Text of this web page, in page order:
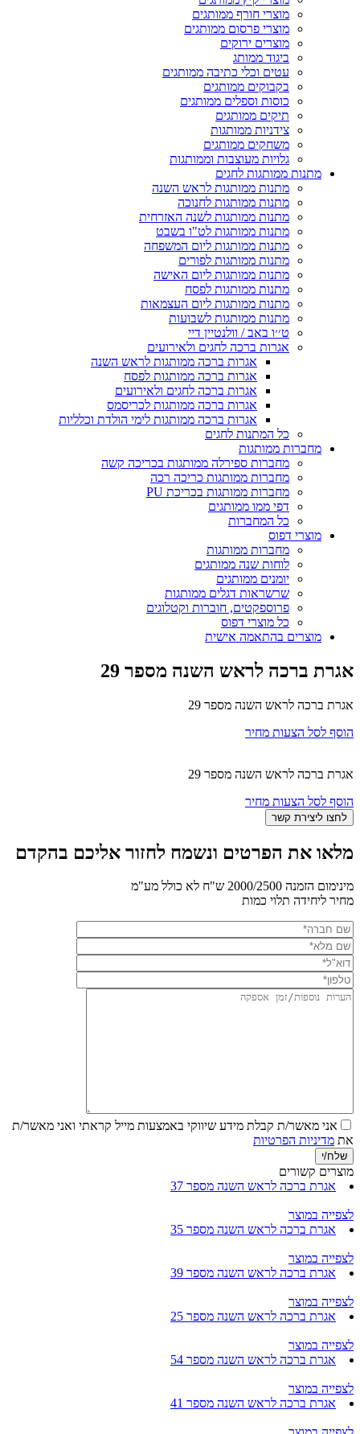
מוצרי חורף ממותגים
מוצרי פרסום ממותגים
מוצרים ירוקים
ביגוד ממותג
עטים וכלי כתיבה ממותגים
בקבוקים ממותגים
כוסות וספלים ממותגים
תיקים ממותגים
צידניות ממותגות
משחקים ממותגים
גלויות מעוצבות וממותגות
מתנות ממותגות לחגים
מתנות ממותגות לראש השנה
מתנות ממותגות לחנוכה
מתנות ממותגות לשנה האזרחית
מתנות ממותגות לט"ו בשבט
מתנות ממותגות ליום המשפחה
מתנות ממותגות לפורים
מתנות ממותגות ליום האישה
מתנות ממותגות לפסח
מתנות ממותגות ליום העצמאות
מתנות ממותגות לשבועות
ט׳׳ו באב / וולנטיין דיי
אגרות ברכה לחגים ולאירועים
אגרות ברכה ממותגות לראש השנה
אגרות ברכה ממותגות לפסח
אגרות ברכה לחגים ולאירועים
אגרות ברכה ממותגות לכריסמס
אגרות ברכה ממותגות לימי הולדת וכלליות
כל המתנות לחגים
מחברות ממותגות
מחברות ספירלה ממותגות בכריכה קשה
מחברות ממותגות כריכה רכה
מחברות ממותגות בכריכת PU
דפי ממו ממותגים
כל המחברות
מוצרי דפוס
מחברות ממותגות
לוחות שנה ממותגים
יומנים ממותגים
שרשראות דגלים ממותגות
פרוספקטים, חוברות וקטלוגים
כל מוצרי דפוס
מוצרים בהתאמה אישית
אגרת ברכה לראש השנה מספר 29
אגרת ברכה לראש השנה מספר 29
הוסף לסל הצעות מחיר
אגרת ברכה לראש השנה מספר 29
הוסף לסל הצעות מחיר
מלאו את הפרטים ונשמח לחזור אליכם בהקדם
מינימום הזמנה 2000/2500 ש"ח לא כולל מע"מ
מחיר ליחידה תלוי כמות
אני מאשר/ת קבלת מידע שיווקי באמצעות מייל קראתי ואני מאשר/ת
את מדיניות הפרטיות
מוצרים קשורים
אגרת ברכה לראש השנה מספר 37
לצפייה במוצר
אגרת ברכה לראש השנה מספר 35
לצפייה במוצר
אגרת ברכה לראש השנה מספר 39
לצפייה במוצר
אגרת ברכה לראש השנה מספר 25
לצפייה במוצר
אגרת ברכה לראש השנה מספר 54
לצפייה במוצר
אגרת ברכה לראש השנה מספר 41